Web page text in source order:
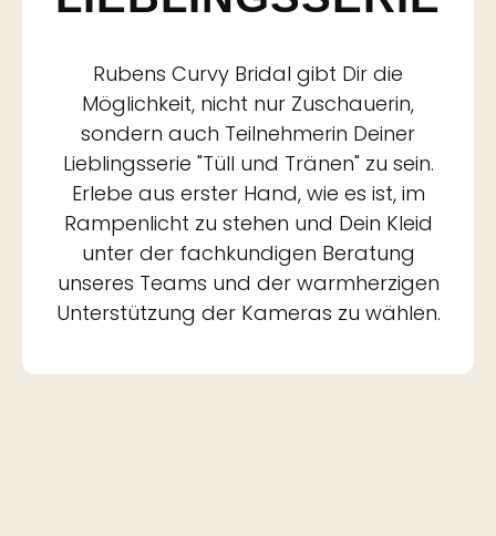
Rubens Curvy Bridal gibt Dir die
Möglichkeit, nicht nur Zuschauerin,
sondern auch Teilnehmerin Deiner
Lieblingsserie "Tüll und Tränen" zu sein.
Erlebe aus erster Hand, wie es ist, im
Rampenlicht zu stehen und Dein Kleid
unter der fachkundigen Beratung
unseres Teams und der warmherzigen
Unterstützung der Kameras zu wählen.